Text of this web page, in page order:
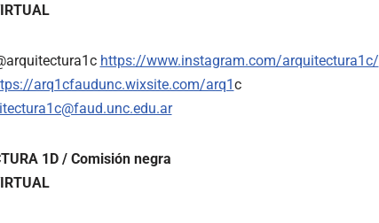
https://www.instagram.com/arquitectura1c/
arq1cfaudunc.wixsite.com/arq1c
1D / Comisión negra